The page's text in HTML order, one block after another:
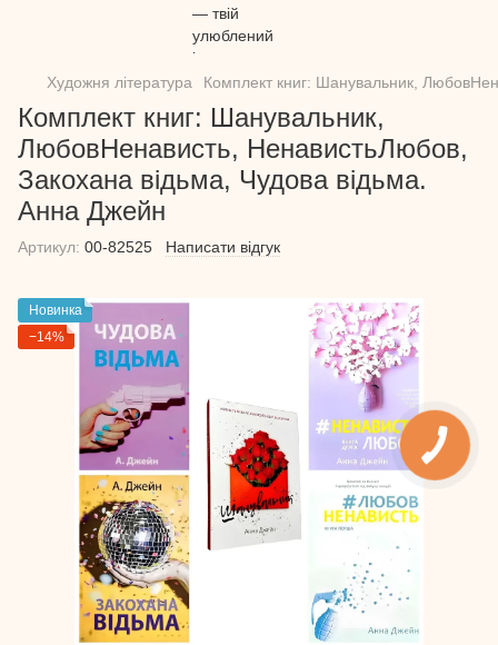
Художня література Комплект книг: Шанувальник,
Комплект книг: Шанувальник,
ЛюбовНенависть, НенавистьЛюбов,
Закохана відьма, Чудова відьма.
Анна Джейн
Артикул: 00-82525 Написати відгук
Новинка
−14%